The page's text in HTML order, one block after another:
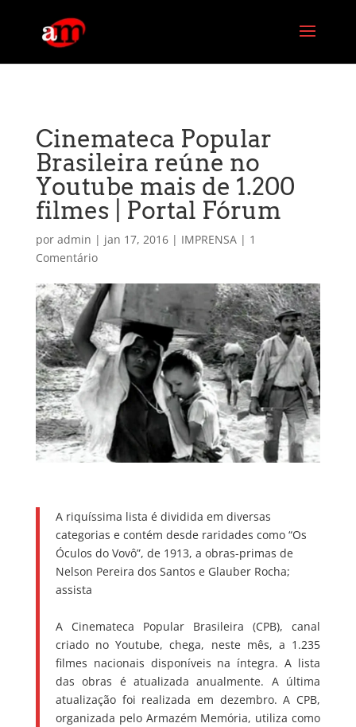
Cinemateca Popular
Brasileira reúne no
Youtube mais de 1.200
filmes | Portal Fórum
por admin | jan 17, 2016| IMPRENSA| 1
Comentário
A riquíssima lista é dividida em diversas
categorias e contém desde raridades como “Os
Óculos do Vovô”, de 1913, a obras-primas de
Nelson Pereira dos Santos e Glauber Rocha;
assista
A Cinemateca Popular Brasileira (CPB), canal
criado no Youtube, chega, neste mês, a 1.235
filmes nacionais disponíveis na íntegra. A lista
das obras é atualizada anualmente. A última
atualização foi realizada em dezembro. A CPB,
organizada pelo Armazém Memória, utiliza como